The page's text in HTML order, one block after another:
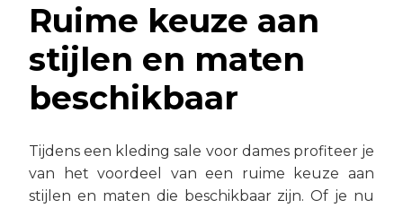
Ruime keuze aan
stijlen en maten
beschikbaar
Tijdens een kleding sale voor dames profiteer je
van het voordeel van een ruime keuze aan
stijlen en maten die beschikbaar zijn. Of je nu